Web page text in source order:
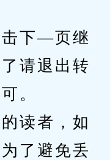
下—页继
请退出转
。
读者，如
了避免丢